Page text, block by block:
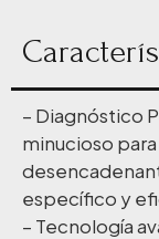
– Diagnóstico
minucioso
específico y
– Tecnología